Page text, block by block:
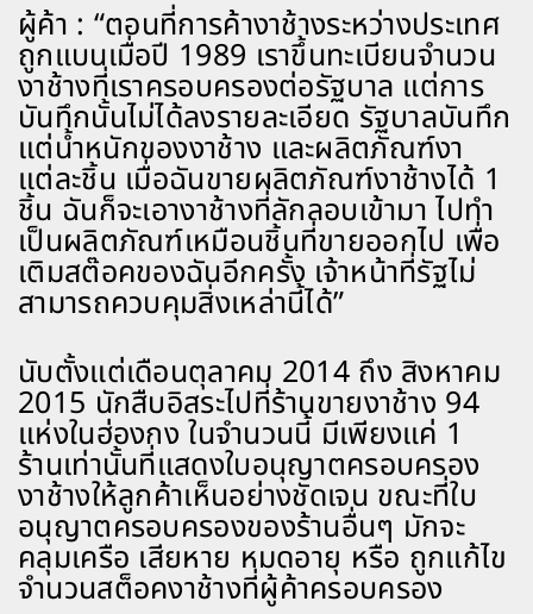
ผู้ค้า : “ตอนที่การค้างาช้างระหว่างประเทศ
ถูกแบนเมื่อปี 1989 เราขึ้นทะเบียนจำนวน
งาช้างที่เราครอบครองต่อรัฐบาล แต่การ
บันทึกนั้นไม่ได้ลงรายละเอียด รัฐบาลบันทึก
แต่น้ำหนักของงาช้าง และผลิตภัณฑ์งา
แต่ละชิ้น เมื่อฉันขายผลิตภัณฑ์งาช้างได้ 1
ชิ้น ฉันก็จะเอางาช้างที่ลักลอบเข้ามา ไปทำ
เป็นผลิตภัณฑ์เหมือนชิ้นที่ขายออกไป เพื่อ
เติมสต๊อคของฉันอีกครั้ง เจ้าหน้าที่รัฐไม่
สามารถควบคุมสิ่งเหล่านี้ได้”
นับตั้งแต่เดือนตุลาคม 2014 ถึง สิงหาคม
2015 นักสืบอิสระไปที่ร้านขายงาช้าง 94
แห่งในฮ่องกง ในจำนวนนี้ มีเพียงแค่ 1
ร้านเท่านั้นที่แสดงใบอนุญาตครอบครอง
งาช้างให้ลูกค้าเห็นอย่างชัดเจน ขณะที่ใบ
อนุญาตครอบครองของร้านอื่นๆ มักจะ
คลุมเครือ เสียหาย หมดอายุ หรือ ถูกแก้ไข
จำนวนสต็อคงาช้างที่ผู้ค้าครอบครอง